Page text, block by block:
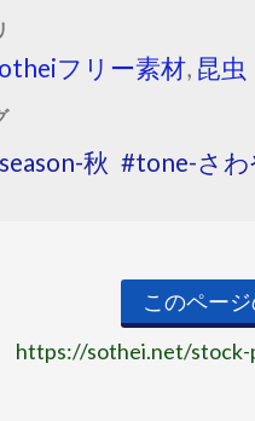
フリー素材, 昆虫
season-秋 tone-さ
このペー
https://sothei.net/